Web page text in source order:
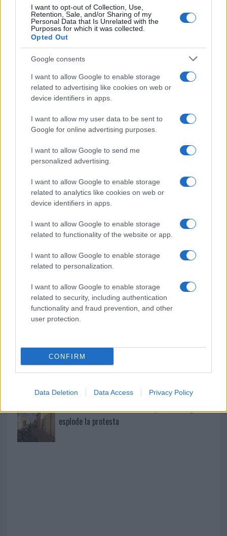
I want to opt-out of Collection, Use,
Retention, Sale, and/or Sharing of my
Personal Data that Is Unrelated with the
Purposes for which it was collected.
Opted Out
Google consents
I want to allow Google to enable storage
related to advertising like cookies on web or
device identifiers in apps.
I want to allow my user data to be sent to
Google for online advertising purposes.
I want to allow Google to send me
personalized advertising.
I want to allow Google to enable storage
related to analytics like cookies on web or
device identifiers in apps.
I want to allow Google to enable storage
related to functionality of the website or app.
I want to allow Google to enable storage
related to personalization.
I want to allow Google to enable storage
related to security, including authentication
functionality and fraud prevention, and other
user protection.
CONFIRM
Data Deletion Data Access Privacy Policy
Condividi l'articolo
F
a
ce
b
o
k
T
w
it
te
r
Pi
n
te
re
st
W
h
s
A
p
S
h
re
Articolo precedente
Prossimo articolo
NOTIZIE RECENTI
Incendio nella notte a Olbia, a fuoco due furgoni
A fuoco un deposito con bombole, intervento dei
vigili del fuoco a Rudalza
Ristorante distrutto dalle fiamme a La
Le previsioni meteo per il weekend a Olbia e in
Gallura
Michelle Hunziker in Gallura, bella anche dal
Calangianus, dopo le polemiche il centro
esplode la protesta